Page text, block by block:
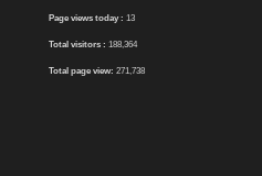
Page views today : 13
Total visitors : 188,364
Total page view: 271,738